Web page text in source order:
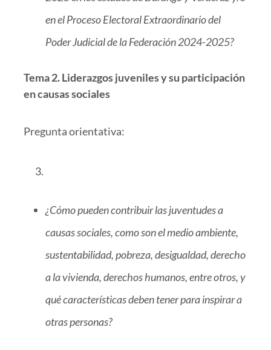
en el Proceso Electoral Extraordinario del
Poder Judicial de la Federación 2024-2025?
Tema 2. Liderazgos juveniles y su participación
en causas sociales
Pregunta orientativa:
¿Cómo pueden contribuir las juventudes a
causas sociales, como son el medio ambiente,
sustentabilidad, pobreza, desigualdad, derecho
a la vivienda, derechos humanos, entre otros, y
qué características deben tener para inspirar a
otras personas?